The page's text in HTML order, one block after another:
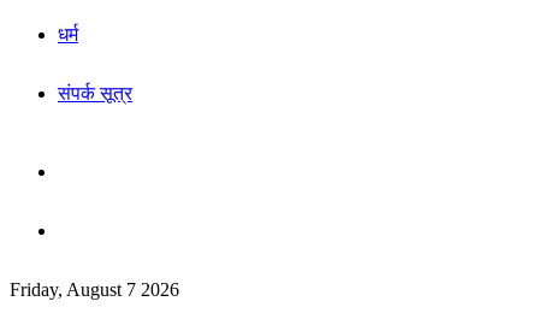
धर्म
संपर्क सूत्र
for
Friday, August 7 2026